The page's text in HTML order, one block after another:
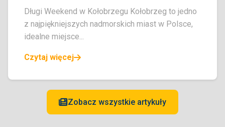
Długi Weekend w Kołobrzegu Kołobrzeg to jedno
z najpiękniejszych nadmorskich miast w Polsce,
idealne miejsce...
Czytaj więcej
Zobacz wszystkie artykuły